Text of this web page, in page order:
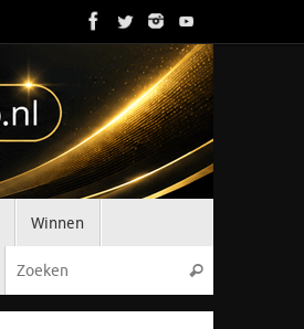
Winnen
Zoeken